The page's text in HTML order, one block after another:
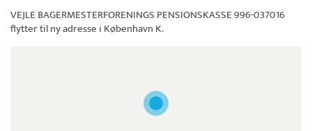
VEJLE BAGERMESTERFORENINGS PENSIONSKASSE 996-037016
flytter til ny adresse i København K.